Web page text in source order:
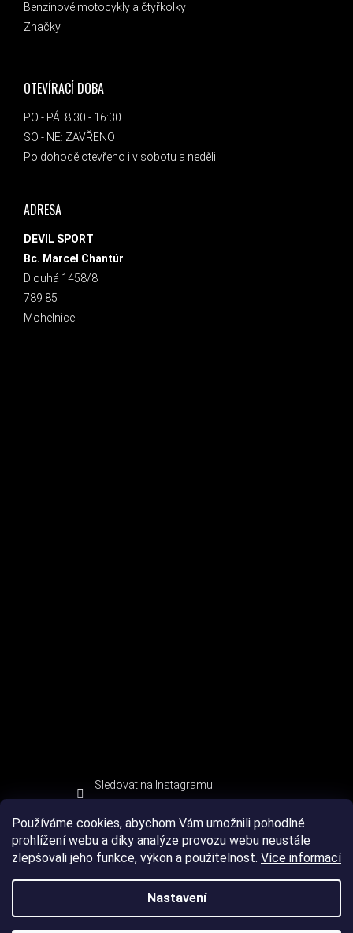
Používáme cookies, abychom Vám umožnili pohodlné
prohlížení webu a díky analýze provozu webu neustále
zlepšovali jeho funkce, výkon a použitelnost. Více informací
Nastavení
Benzínové motocykly a čtyřkolky
Značky
OTEVÍRACÍ DOBA
PO - PÁ: 8:30 - 16:30
SO - NE: ZAVŘENO
Po dohodě otevřeno i v sobotu a neděli.
ADRESA
DEVIL SPORT
Bc. Marcel Chantúr
Dlouhá 1458/8
789 85
Mohelnice
Sledovat na Instagramu